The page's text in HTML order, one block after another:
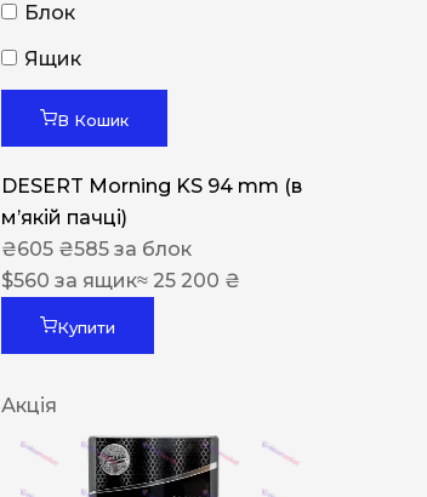
Блок
Ящик
В Кошик
DESERT Morning KS 94 mm (в
мʼякій пачці)
₴605 ₴585 за блок
$560 за ящик≈ 25 200 ₴
Купити
Акція